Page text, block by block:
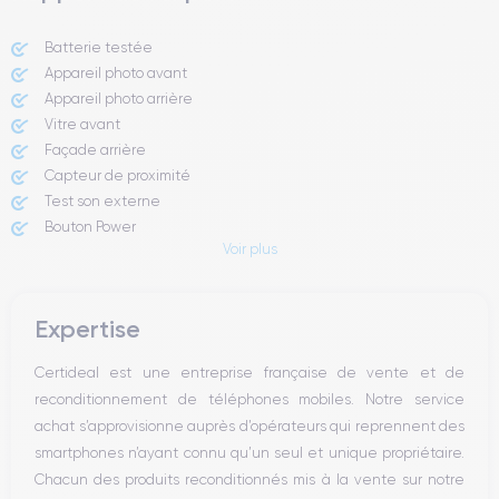
Batterie testée
Appareil photo avant
Appareil photo arrière ​
Vitre avant ​
Façade arrière
Capteur de proximité
Test son externe
Bouton Power
Haut parleur
Bouton Home
Bluetooth
WiFi
Réseau
Vibreur
Voir plus
Expertise
Certideal est une entreprise française de vente et de
reconditionnement de téléphones mobiles. Notre service
achat s’approvisionne auprès d’opérateurs qui reprennent des
smartphones n’ayant connu qu’un seul et unique propriétaire.
Chacun des produits reconditionnés mis à la vente sur notre